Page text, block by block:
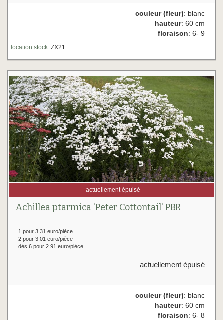
couleur (fleur): blanc
hauteur: 60 cm
floraison: 6- 9
location stock: ZX21
actuellement épuisé
Achillea ptarmica 'Peter Cottontail' PBR
1 pour 3.31 euro/pièce
2 pour 3.01 euro/pièce
dès 6 pour 2.91 euro/pièce
actuellement épuisé
couleur (fleur): blanc
hauteur: 60 cm
floraison: 6- 8